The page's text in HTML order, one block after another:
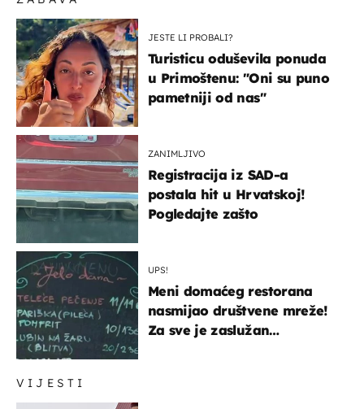
VIJESTI
JESTE LI PROBALI?
Turisticu oduševila ponuda
u Primoštenu: "Oni su puno
pametniji od nas"
ZANIMLJIVO
Registracija iz SAD-a
postala hit u Hrvatskoj!
Pogledajte zašto
UPS!
Meni domaćeg restorana
nasmijao društvene mreže!
Za sve je zaslužan